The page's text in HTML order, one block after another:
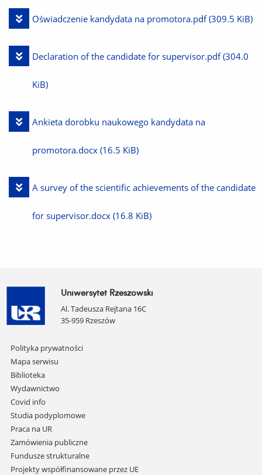
Pobierz
Oświadczenie kandydata na promotora.pdf (309.5 KiB)
Pobierz
plik
Declaration of the candidate for supervisor.pdf (304.0
KiB)
Pobierz
plik
Ankieta dorobku naukowego kandydata na
promotora.docx (16.5 KiB)
Pobierz
plik
A survey of the scientific achievements of the candidate
for supervisor.docx (16.8 KiB)
Uniwersytet Rzeszowski
Al. Tadeusza Rejtana 16C
35-959 Rzeszów
Pomiń
nawigację
i
przejdź
do
treści
Polityka prywatności
Mapa serwisu
Biblioteka
Wydawnictwo
Covid info
Studia podyplomowe
Praca na UR
Zamówienia publiczne
Fundusze strukturalne
Projekty współfinansowane przez UE